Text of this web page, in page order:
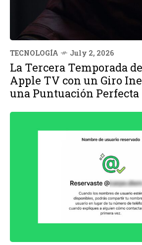
TECNOLOGÍA July 2, 2026
La Tercera Temporada
Apple TV con un Giro
una Puntuación Perfecta